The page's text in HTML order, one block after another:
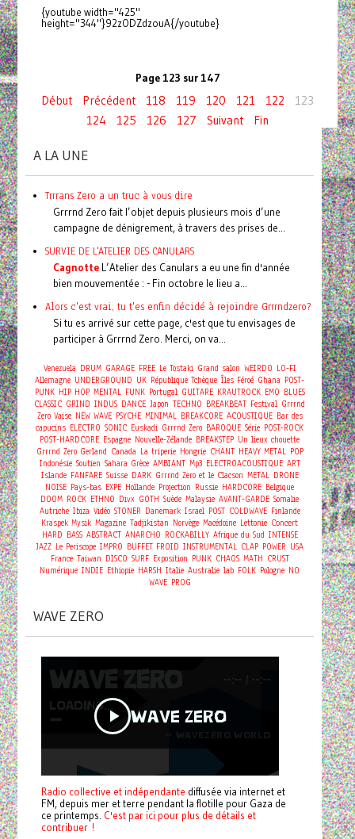
{youtube width="425"
height="344"}92zODZdzouA{/youtube}
Page 123 sur 147
Début Précédent 118 119 120 121 122
123
124
125 126 127 Suivant Fin
A LA UNE
Trrrans Zero a un truc à vous dire
Grrrnd Zero fait l’objet depuis plusieurs mois d’une
campagne de dénigrement, à travers des prises de...
SURVIE DE L'ATELIER DES CANULARS
CagnotteL’Atelier des Canulars a eu une fin d'année
bien mouvementée : - Fin octobre le lieu a...
Alors c'est vrai, tu t'es enfin décidé à rejoindre Grrrndzero?
Si tu es arrivé sur cette page, c'est que tu envisages de
participer à Grrrnd Zero. Merci, on va...
Venezuela DRUM GARAGE FREE Le Tostaki Grand salon WEIRDO LO-FI
Allemagne UNDERGROUND UK République Tchèque Îles Féroé Ghana POST-
PUNK HIP HOP MENTAL FUNK Portugal GUITARE KRAUTROCK EMO BLUES
CLASSIC GRIND INDUS DANCE Japon TECHNO BREAKBEAT Festival Grrrnd
Zero Vaise NEW WAVE PSYCHE MINIMAL BREAKCORE ACOUSTIQUE Bar des
capucins ELECTRO SONIC Euskadi Grrrnd Zero BAROQUE Série POST-ROCK
POST-HARDCORE Espagne Nouvelle-Zélande BREAKSTEP Un lieux chouette
Grrrnd Zero Gerland Canada La triperie Hongrie CHANT HEAVY METAL POP
Indonésie Soutien Sahara Grèce AMBIANT Mp3 ELECTROACOUSTIQUE ART
Islande FANFARE Suisse DARK Grrrnd Zero et le Clacson METAL DRONE
NOISE Pays-bas EXPE Hollande Projection Russie HARDCORE Belgique
DOOM ROCK ETHNO Divx GOTH Suède Malaysie AVANT-GARDE Somalie
Autriche Ibiza Vidéo STONER Danemark Israel POST COLDWAVE Finlande
Kraspek Mysik Magazine Tadjikistan Norvège Macédoine Lettonie Concert
HARD BASS ABSTRACT ANARCHO ROCKABILLY Afrique du Sud INTENSE
JAZZ Le Periscope IMPRO BUFFET FROID INSTRUMENTAL CLAP POWER USA
France Taiwan DISCO SURF Exposition PUNK CHAOS MATH CRUST
Numérique INDIE Ethiopie HARSH Italie Australie lab FOLK Pologne NO
WAVE PROG
WAVE ZERO
Radio collective et indépendante diffusée via internet et
FM, depuis mer et terre pendant la flotille pour Gaza de
ce printemps. C'est par ici pour plus de détails et
contribuer !